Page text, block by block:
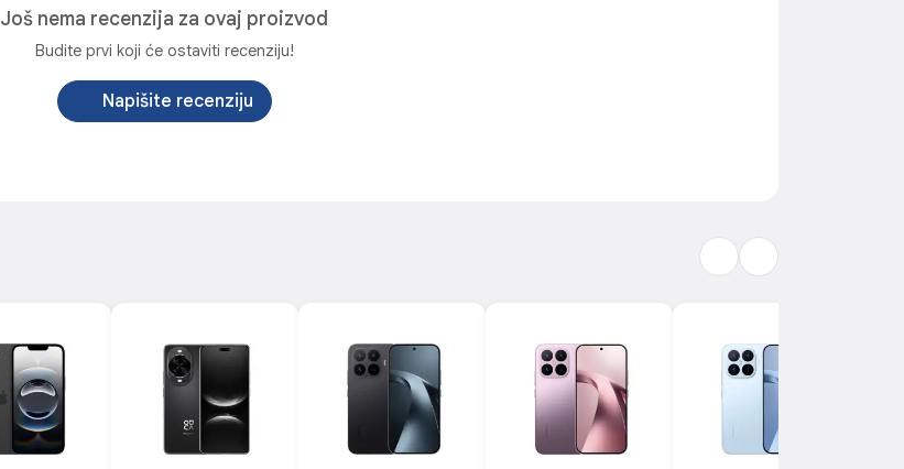
Još nema recenzija za ovaj proizvod
Budite prvi koji će ostaviti recenziju!
Napišite recenziju